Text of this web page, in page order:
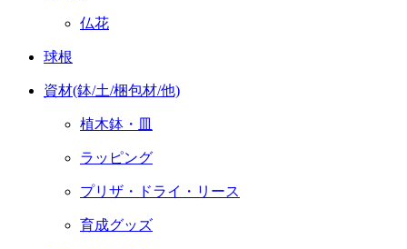
仏花
球根
資材(鉢/土/梱包材/他)
植木鉢・皿
ラッピング
プリザ・ドライ・リース
育成グッズ